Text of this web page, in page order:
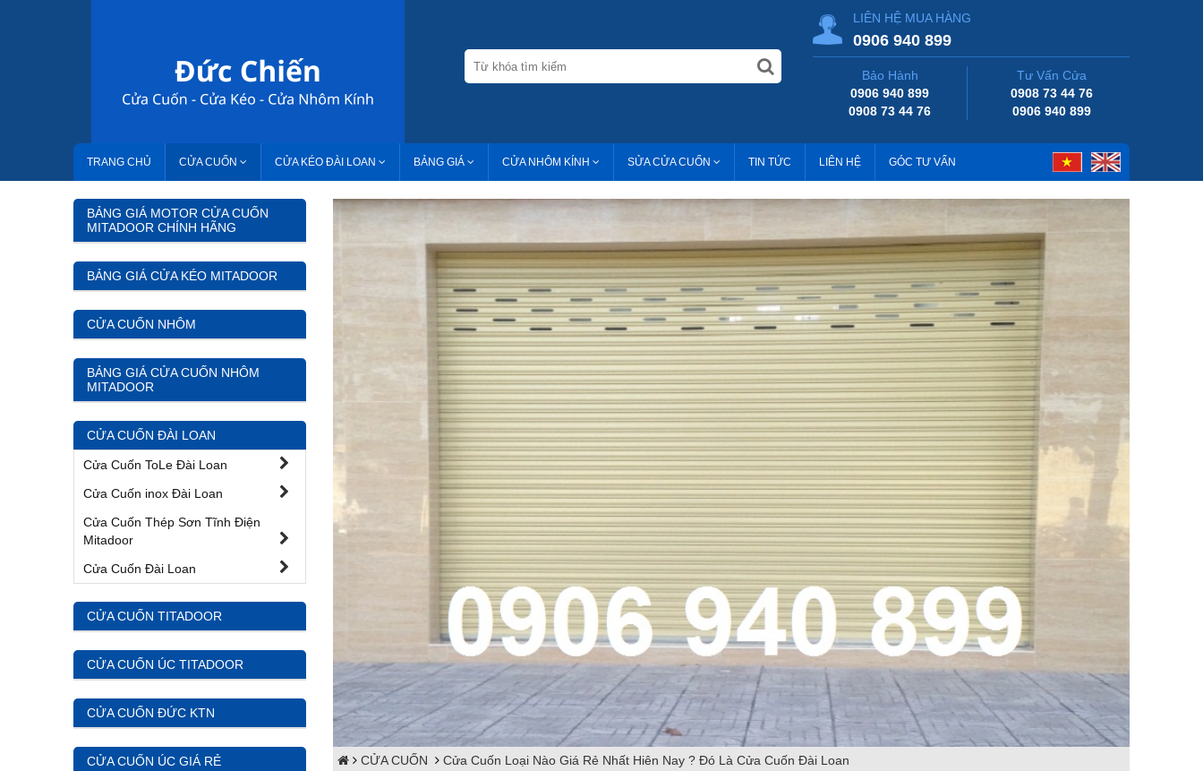
LIÊN HỆ MUA HÀNG
0906 940 899
Bảo Hành
0906 940 899
0908 73 44 76
Tư Vấn Cửa
0908 73 44 76
0906 940 899
TRANG CHỦ CỬA CUỐN CỬA KÉO ĐÀI LOAN BẢNG GIÁ CỬA NHÔM KÍNH SỬA CỬA CUỐN TIN TỨC LIÊN HỆ GÓC TƯ VẤN
BẢNG GIÁ MOTOR CỬA CUỐN
MITADOOR CHÍNH HÃNG
BẢNG GIÁ CỬA KÉO MITADOOR
CỬA CUỐN NHÔM
BẢNG GIÁ CỬA CUỐN NHÔM
MITADOOR
CỬA CUỐN ĐÀI LOAN
Cửa Cuốn ToLe Đài Loan
Cửa Cuốn inox Đài Loan
Cửa Cuốn Thép Sơn Tĩnh Điện
Mitadoor
Cửa Cuốn Đài Loan
CỬA CUỐN TITADOOR
CỬA CUỐN ÚC TITADOOR
CỬA CUỐN ĐỨC KTN
CỬA CUỐN ÚC GIÁ RẺ CỬA CUỐN Cửa Cuốn Loại Nào Giá Rẻ Nhất Hiên Nay ? Đó Là Cửa Cuốn Đài Loan